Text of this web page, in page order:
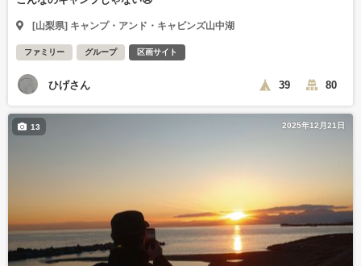
[山梨県] キャンプ・アンド・キャビンズ山中湖
ファミリー グループ 区画サイト
ひげさん 39 80
2025年12月21日
13